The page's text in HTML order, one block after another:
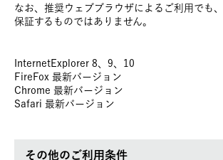
なお、推奨ウェブブラウザによるご利用でも
保証するものではありません。
InternetExplorer 8、9、10
FireFox 最新バージョン
Chrome 最新バージョン
Safari 最新バージョン
その他のご利用条件